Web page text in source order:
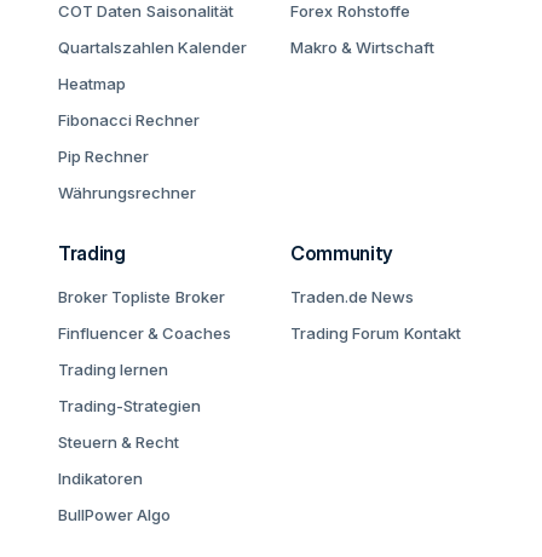
COT Daten Saisonalität
Quartalszahlen Kalender
Heatmap
Fibonacci Rechner
Pip Rechner
Währungsrechner
Forex Rohstoffe
Makro & Wirtschaft
Trading
Broker Topliste Broker
Finfluencer & Coaches
Trading lernen
Trading-Strategien
Steuern & Recht
Indikatoren
BullPower Algo
Community
Traden.de News
Trading Forum Kontakt